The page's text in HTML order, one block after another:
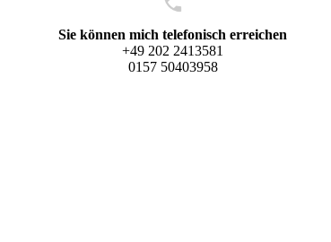
Sie können mich telefonisch erreichen
+49 202 2413581
0157 50403958